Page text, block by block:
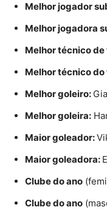
Melhor jogador
Melhor jogadora
Melhor técnico
Melhor técnico
Melhor goleiro:
Melhor goleira:
Maior goleador:
Maior goleadora:
Clube do ano
Clube do ano